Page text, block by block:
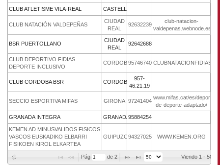
CLUB ATLETISME VILA-REAL CASTELLON
CLUB NATACIÓN VALDEPEÑAS
CIUDAD
REAL
9263223994
club-natacion-
valdepenas.webnode.es
BSR PUERTOLLANO
CIUDAD
REAL
926426885
CLUB DEPORTIVO FIDIAS
DEPORTE INCLUSIVO
CORDOBA957467408
CLUB CORDOBA BSR CORDOBA
957-
46.21.19
SECCIO ESPORTIVA MIFAS GIRONA 972414041
www.mifas.cat/es/
de-deporte-adaptado/
GRANADA INTEGRA GRANADA958842541
KEMEN AD MINUSVALIDOS FISICOS
VASCOS EUSKADIKO ELBARRI
FISIKOEN KIROL ELKARTEA
GUIPUZCOA943270251 WWW.KEMEN.ORG
Pág de 2 Viendo 1 - 50